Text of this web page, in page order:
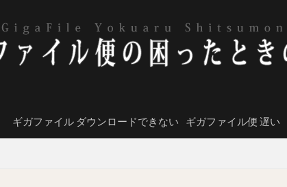
ギガファイル ダウンロードできない ギガファイル便 遅い